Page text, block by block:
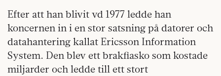
Efter att han blivit vd 1977 ledde han
koncernen in i en stor satsning på datorer och
datahantering kallat Ericsson Information
System. Den blev ett brakfiasko som kostade
miljarder och ledde till ett stort